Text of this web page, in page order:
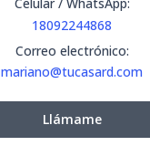
18092244868
Correo electrónico:
mariano@tucasard.com
Llámame